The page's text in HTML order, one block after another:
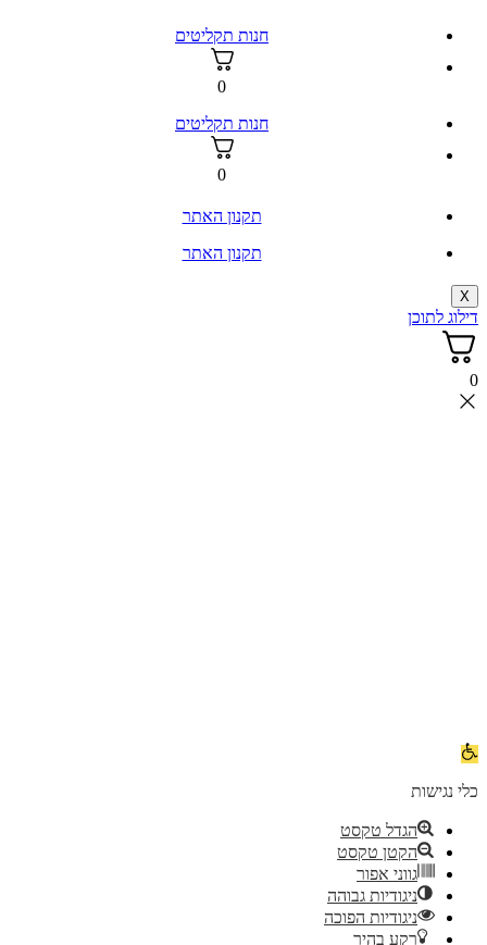
חנות תקליטים
0
חנות תקליטים
0
תקנון האתר
תקנון האתר
X
דילוג לתוכן
0
פתח
נגישות
כלי נגישות
הגדל טקסט
הקטן טקסט
גווני אפור
ניגודיות גבוהה
ניגודיות הפוכה
רקע בהיר